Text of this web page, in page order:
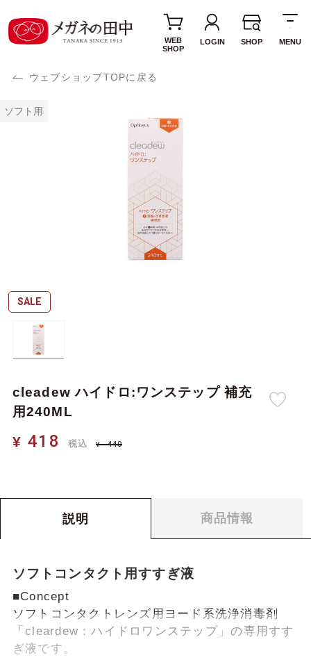
WEB
SHOP
LOGIN SHOP MENU
ウェブショップTOPに戻る
ソフト用
SALE
cleadew ハイドロ:ワンステップ 補充
用240ML
¥ 418 税込 ¥ 440
説明 商品情報
ソフトコンタクト用すすぎ液
■Concept
ソフトコンタクトレンズ用ヨード系洗浄消毒剤
「cleardew：ハイドロワンステップ」の専用すす
ぎ液です。